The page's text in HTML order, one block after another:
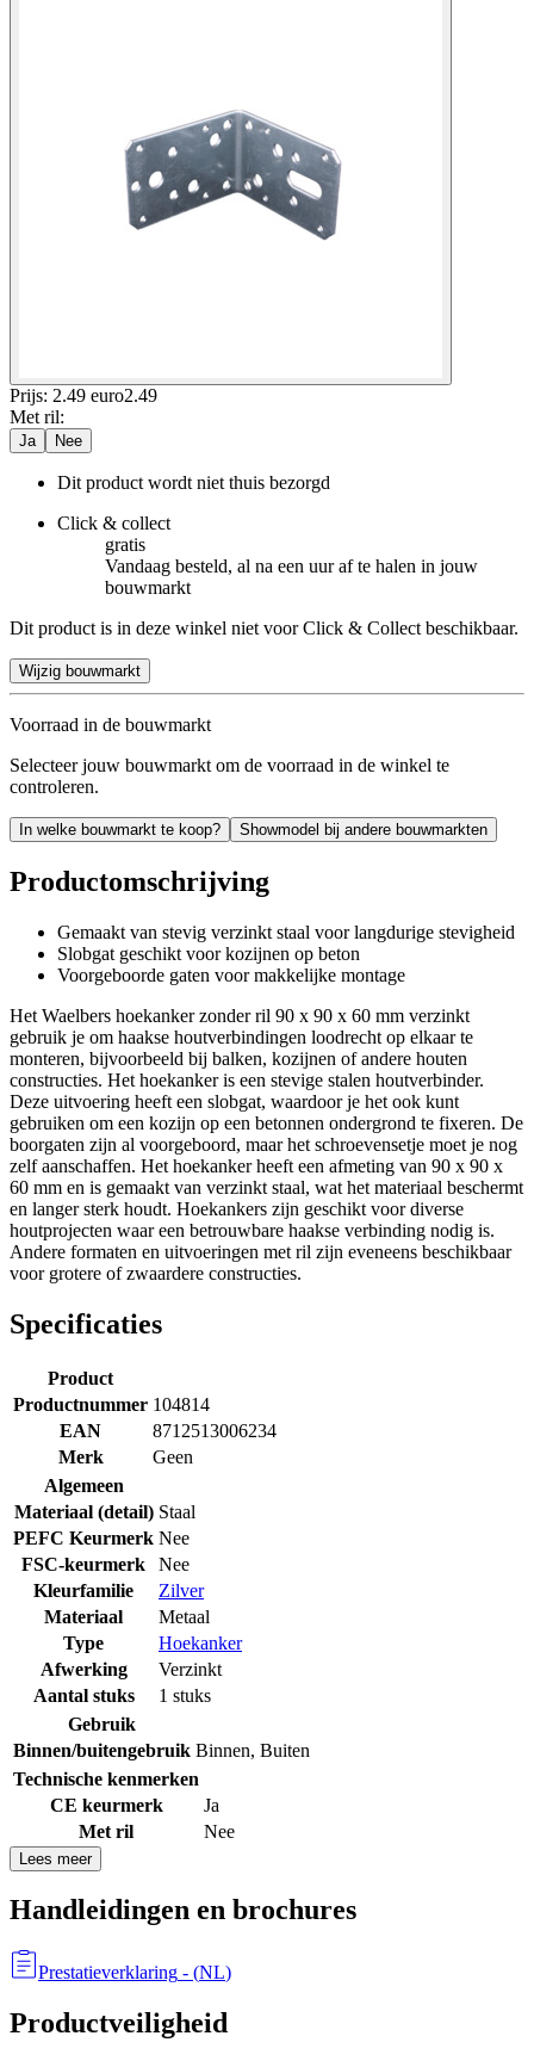
Prijs: 2.49 euro2.49
Met ril:
Ja Nee
Dit product wordt niet thuis bezorgd
Click & collect
gratis
Vandaag besteld, al na een uur af te halen in jouw
bouwmarkt
Dit product is in deze winkel niet voor Click & Collect beschikbaar.
Wijzig bouwmarkt
Voorraad in de bouwmarkt
Selecteer jouw bouwmarkt om de voorraad in de winkel te
controleren.
In welke bouwmarkt te koop? Showmodel bij andere bouwmarkten
Productomschrijving
Gemaakt van stevig verzinkt staal voor langdurige stevigheid
Slobgat geschikt voor kozijnen op beton
Voorgeboorde gaten voor makkelijke montage
Het Waelbers hoekanker zonder ril 90 x 90 x 60 mm verzinkt
gebruik je om haakse houtverbindingen loodrecht op elkaar te
monteren, bijvoorbeeld bij balken, kozijnen of andere houten
constructies. Het hoekanker is een stevige stalen houtverbinder.
Deze uitvoering heeft een slobgat, waardoor je het ook kunt
gebruiken om een kozijn op een betonnen ondergrond te fixeren. De
boorgaten zijn al voorgeboord, maar het schroevensetje moet je nog
zelf aanschaffen. Het hoekanker heeft een afmeting van 90 x 90 x
60 mm en is gemaakt van verzinkt staal, wat het materiaal beschermt
en langer sterk houdt. Hoekankers zijn geschikt voor diverse
houtprojecten waar een betrouwbare haakse verbinding nodig is.
Andere formaten en uitvoeringen met ril zijn eveneens beschikbaar
voor grotere of zwaardere constructies.
Specificaties
Product
Productnummer 104814
EAN
8712513006234
Merk
Geen
Algemeen
Materiaal (detail) Staal
PEFC Keurmerk Nee
FSC-keurmerk
Nee
Kleurfamilie
Zilver
Materiaal
Metaal
Type
Hoekanker
Afwerking
Verzinkt
Aantal stuks
1 stuks
Gebruik
Binnen/buitengebruik Binnen, Buiten
Technische kenmerken
CE keurmerk
Ja
Met ril
Nee
Lees meer
Handleidingen en brochures
Prestatieverklaring - (NL)
Productveiligheid